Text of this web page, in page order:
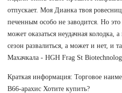
отпускает. Моя Дианка твоя
печенным особо не заводится. Но
может оказаться неудачная колодка,
сезон развалиться, а может и нет, и
Махачкала - HGH Frag St
Краткая информация: Торговое
В66-арахис Хотите купить?